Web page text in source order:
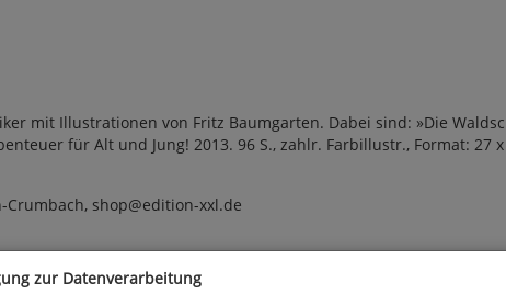
mit Illustrationen von Fritz Baumgarten. Dabei sind: »Die
für Alt und Jung! 2013. 96 S., zahlr. Farbillustr., Format: 27 x
Crumbach, shop@edition-xxl.de
zur Datenverarbeitung